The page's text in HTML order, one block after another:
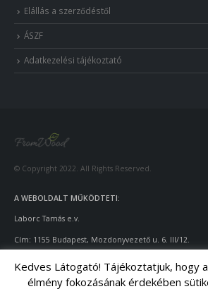
Elállás a szerződéstől
ÁSZF
Adatkezelési tájékoztató
© Copyright 2022. All Rights Reserved.
A WEBOLDALT MŰKÖDTETI:
Laborc Tamás e.v.
Cím: 1155 Budapest, Mozdonyvezető u. 6. III/12.
Telefon: +36-70/428-9643
Kedves Látogató! Tájékoztatjuk, hogy
élmény fokozásának érdekében